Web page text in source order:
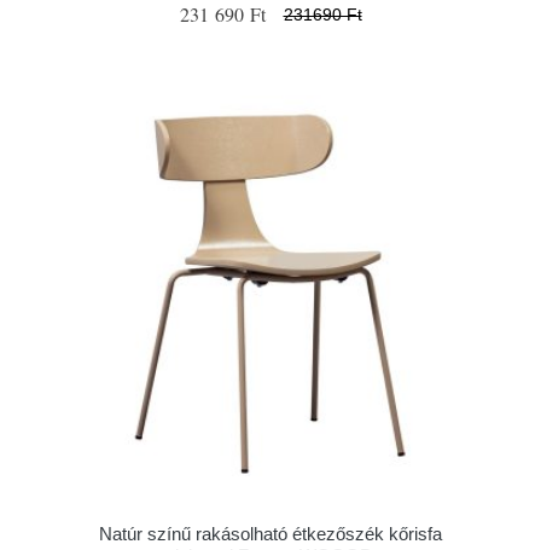
231 690 Ft 231690 Ft
Natúr színű rakásolható étkezőszék kőrisfa